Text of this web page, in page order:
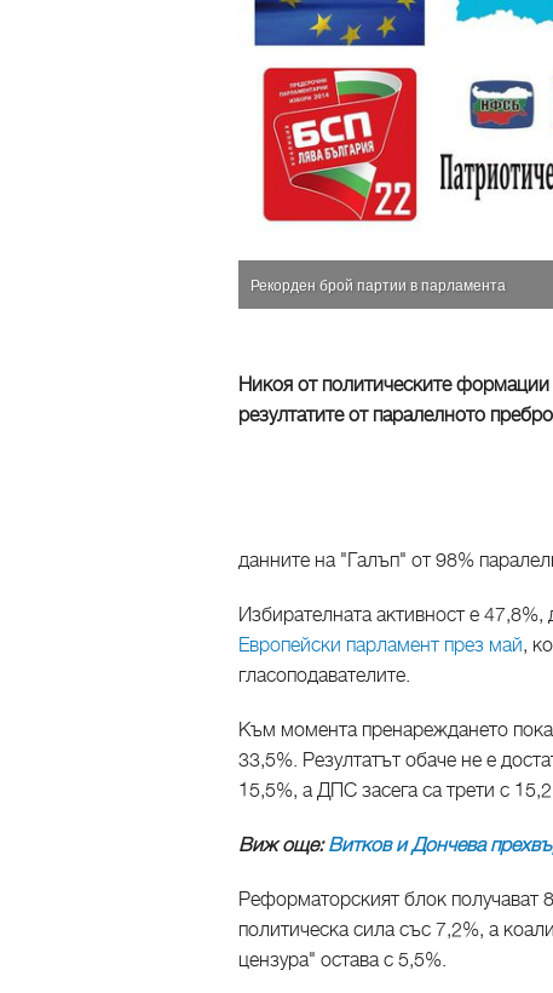
Рекорден брой партии в парламента
Никоя от политическите
резултатите от паралелното
данните на "Галъп" от 98%
Избирателната активност е 47,8%,
Европейски парламент през май,
гласоподавателите.
Към момента пренареждането
33,5%. Резултатът обаче не е
15,5%, а ДПС засега са трети с
Виж още:Витков и Дончева
Реформаторският блок
политическа сила със 7,2%, а
цензура" остава с 5,5%.